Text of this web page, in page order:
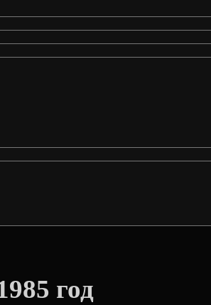
год